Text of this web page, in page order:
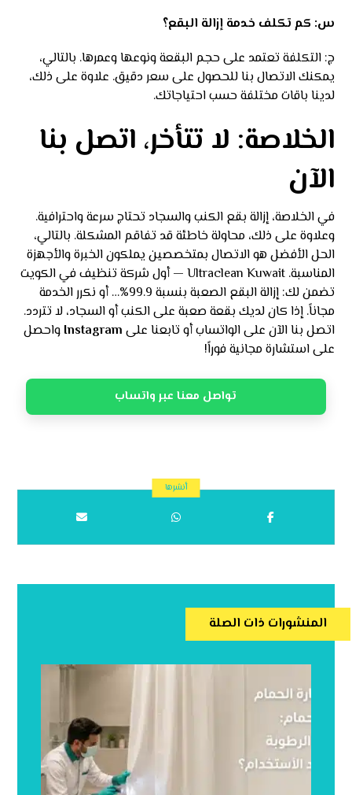
س: كم تكلف خدمة إزالة البقع؟
ج: التكلفة تعتمد على حجم البقعة ونوعها وعمرها. بالتالي،
يمكنك الاتصال بنا للحصول على سعر دقيق. علاوة على ذلك،
لدينا باقات مختلفة حسب احتياجاتك.
الخلاصة: لا تتأخر، اتصل بنا
الآن
في الخلاصة، إزالة بقع الكنب والسجاد تحتاج سرعة واحترافية.
وعلاوة على ذلك، محاولة خاطئة قد تفاقم المشكلة. بالتالي،
الحل الأفضل هو الاتصال بمتخصصين يملكون الخبرة والأجهزة
المناسبة. Ultraclean Kuwait — أول شركة تنظيف في الكويت
تضمن لك: إزالة البقع الصعبة بنسبة 99.9%… أو نكرر الخدمة
مجاناً. إذا كان لديك بقعة صعبة على الكنب أو السجاد، لا تتردد.
اتصل بنا الآن على الواتساب أو تابعنا على Instagram واحصل
على استشارة مجانية فوراً!
تواصل معنا عبر واتساب
المنشورات ذات الصلة